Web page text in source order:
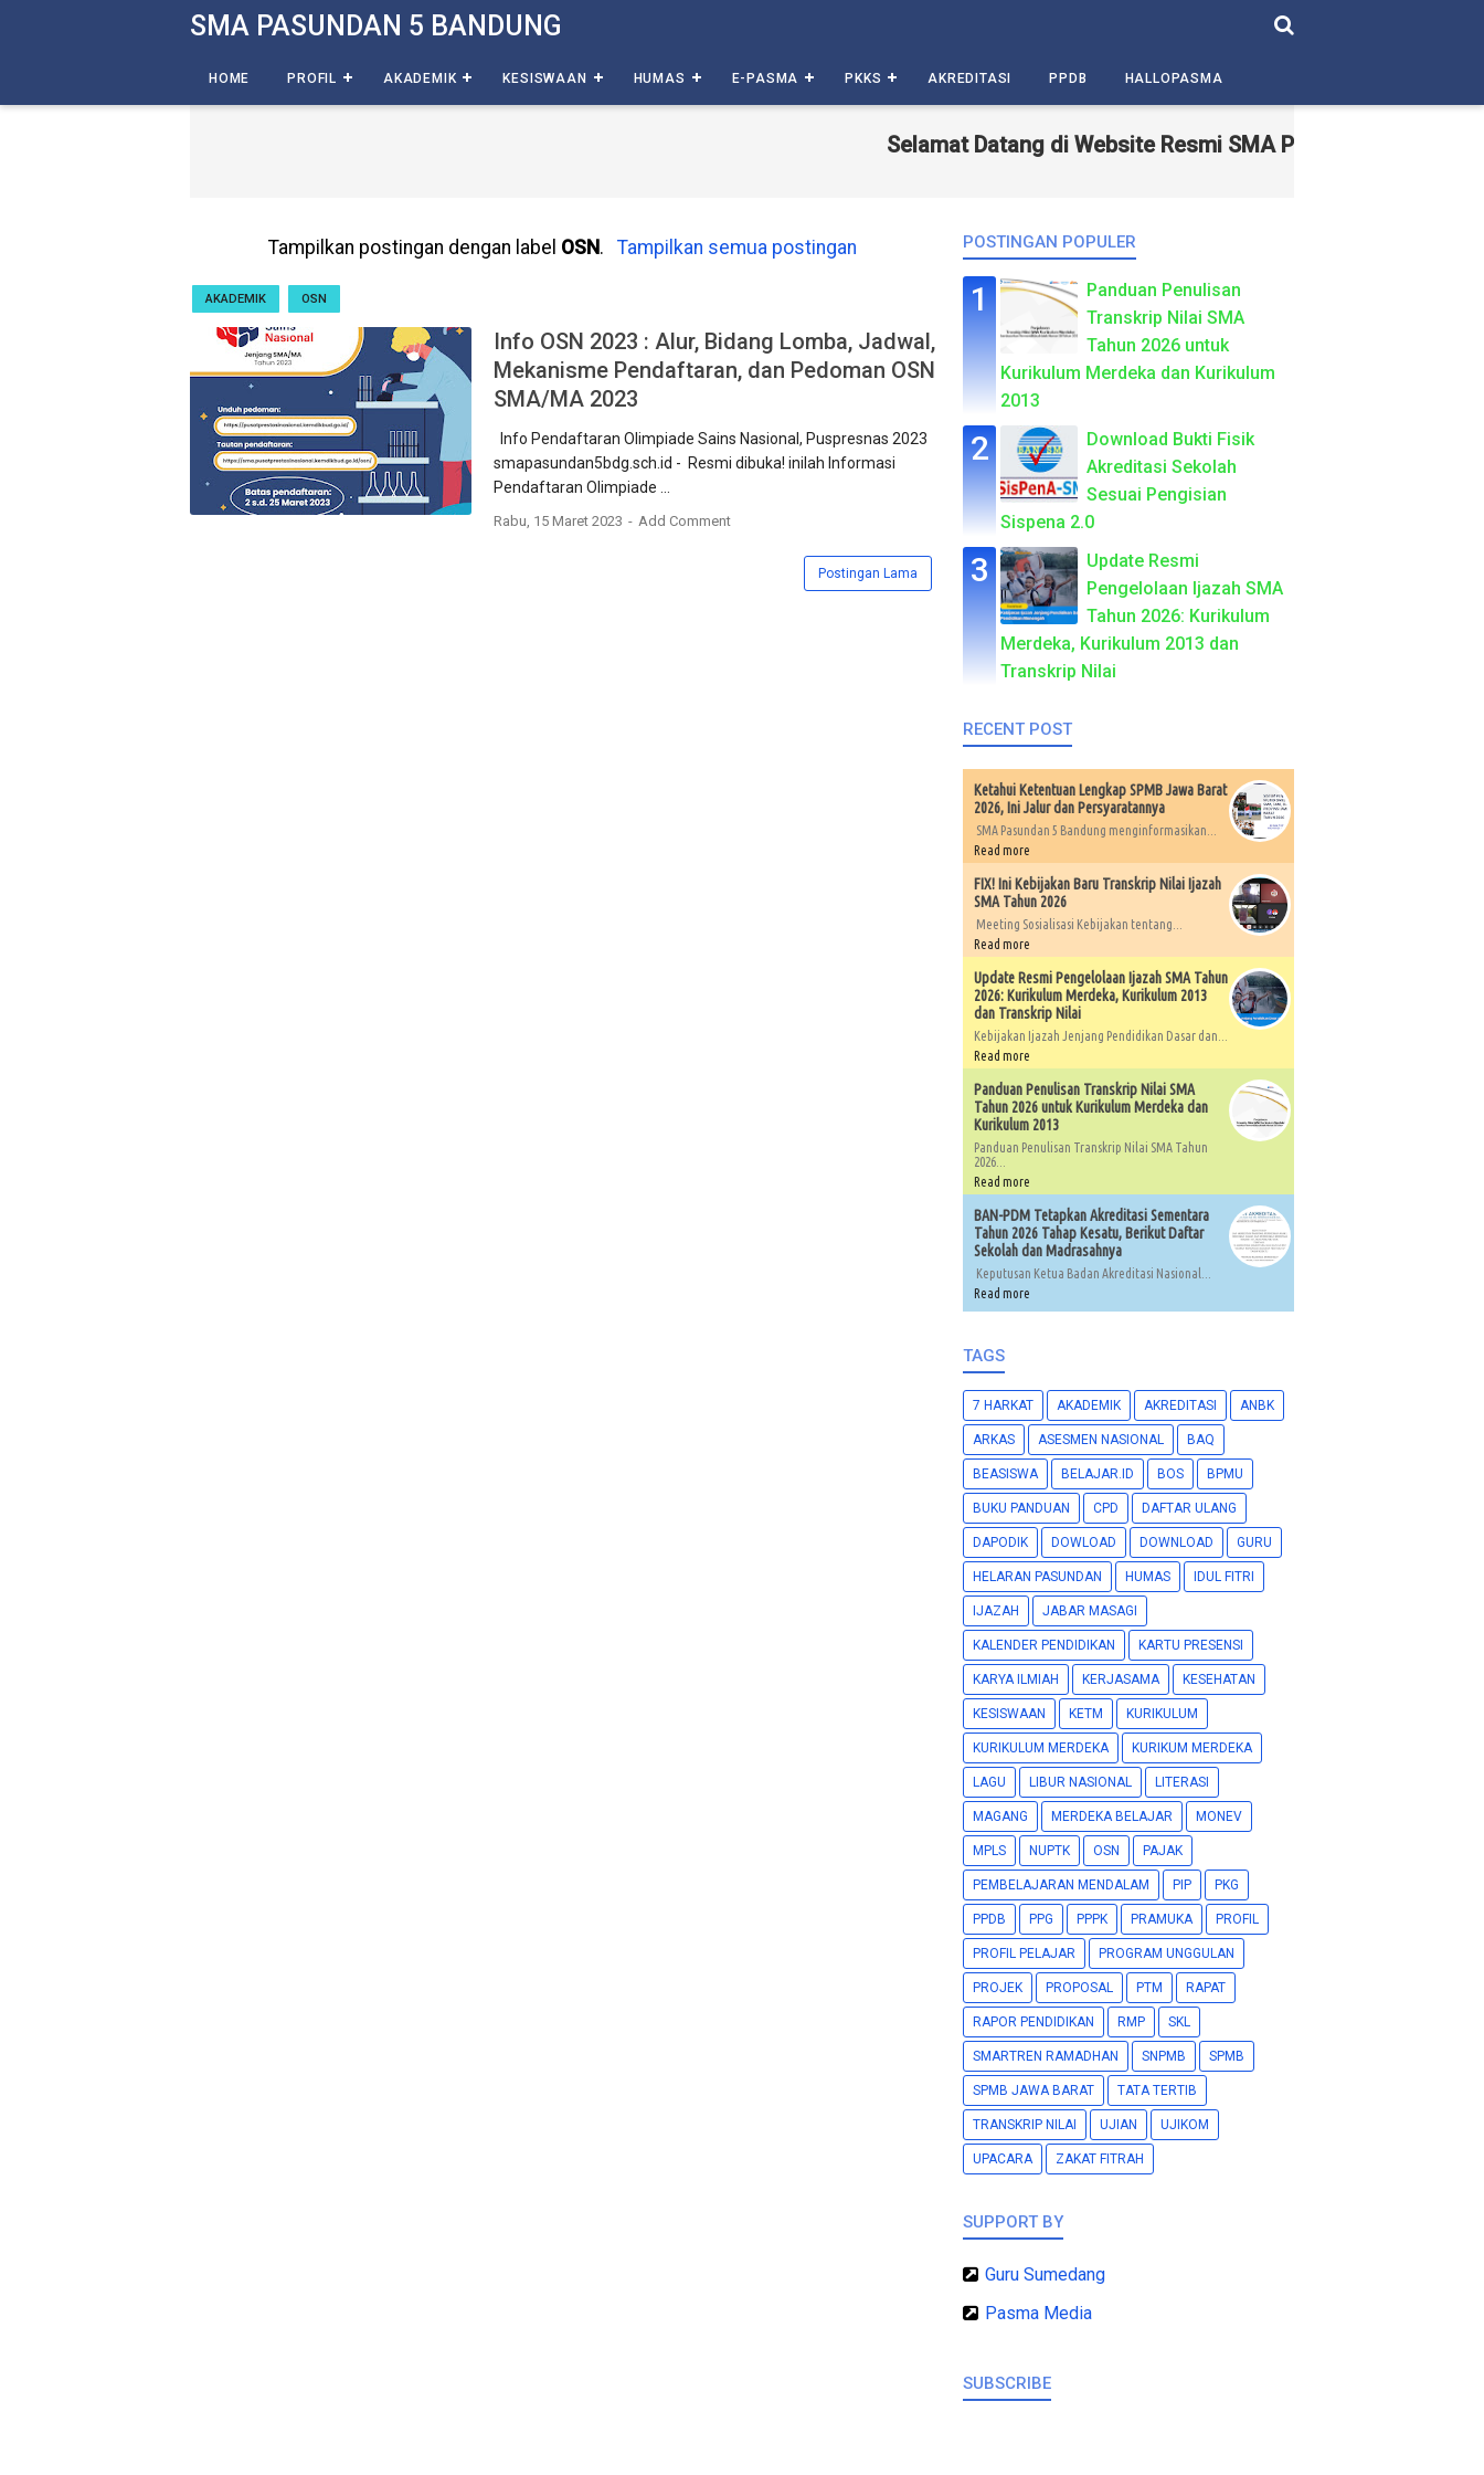
SMA PASUNDAN 5 BANDUNG
HOME PROFIL AKADEMIK KESISWAAN HUMAS E-PASMA PKKS AKREDITASI PPDB HALLOPASMA
Selamat Datang di Website Resmi SMA Pasundan 5 Bandung
Tampilkan postingan dengan label OSN . Tampilkan semua postingan
AKADEMIK OSN
Info OSN 2023 : Alur, Bidang Lomba, Jadwal,
Mekanisme Pendaftaran, dan Pedoman OSN
SMA/MA 2023
Info Pendaftaran Olimpiade Sains Nasional, Puspresnas 2023
smapasundan5bdg.sch.id - Resmi dibuka! inilah Informasi
Pendaftaran Olimpiade ...
Rabu, 15 Maret 2023 Add Comment
Postingan Lama
POSTINGAN POPULER
Panduan Penulisan
Transkrip Nilai SMA
Tahun 2026 untuk
Kurikulum Merdeka dan Kurikulum
2013
Download Bukti Fisik
Akreditasi Sekolah
Sesuai Pengisian
Sispena 2.0
Update Resmi
Pengelolaan Ijazah SMA
Tahun 2026: Kurikulum
Merdeka, Kurikulum 2013 dan
Transkrip Nilai
RECENT POST
Ketahui Ketentuan Lengkap SPMB Jawa Barat
2026, Ini Jalur dan Persyaratannya
SMA Pasundan 5 Bandung menginformasikan...
Read more
FIX! Ini Kebijakan Baru Transkrip Nilai Ijazah
SMA Tahun 2026
Meeting Sosialisasi Kebijakan tentang...
Read more
Update Resmi Pengelolaan Ijazah SMA Tahun
2026: Kurikulum Merdeka, Kurikulum 2013
dan Transkrip Nilai
Kebijakan Ijazah Jenjang Pendidikan Dasar dan...
Read more
Panduan Penulisan Transkrip Nilai SMA
Tahun 2026 untuk Kurikulum Merdeka dan
Kurikulum 2013
Panduan Penulisan Transkrip Nilai SMA Tahun
2026...
Read more
BAN-PDM Tetapkan Akreditasi Sementara
Tahun 2026 Tahap Kesatu, Berikut Daftar
Sekolah dan Madrasahnya
Keputusan Ketua Badan Akreditasi Nasional...
Read more
TAGS
7 HARKAT AKADEMIK AKREDITASI ANBK
ARKAS ASESMEN NASIONAL BAQ
BEASISWA BELAJAR.ID BOS BPMU
BUKU PANDUAN CPD DAFTAR ULANG
DAPODIK DOWLOAD DOWNLOAD GURU
HELARAN PASUNDAN HUMAS IDUL FITRI
IJAZAH JABAR MASAGI
KALENDER PENDIDIKAN KARTU PRESENSI
KARYA ILMIAH KERJASAMA KESEHATAN
KESISWAAN KETM KURIKULUM
KURIKULUM MERDEKA KURIKUM MERDEKA
LAGU LIBUR NASIONAL LITERASI
MAGANG MERDEKA BELAJAR MONEV
MPLS NUPTK OSN PAJAK
PEMBELAJARAN MENDALAM PIP PKG
PPDB PPG PPPK PRAMUKA PROFIL
PROFIL PELAJAR PROGRAM UNGGULAN
PROJEK PROPOSAL PTM RAPAT
RAPOR PENDIDIKAN RMP SKL
SMARTREN RAMADHAN SNPMB SPMB
SPMB JAWA BARAT TATA TERTIB
TRANSKRIP NILAI UJIAN UJIKOM
UPACARA ZAKAT FITRAH
SUPPORT BY
Guru Sumedang
Pasma Media
SUBSCRIBE